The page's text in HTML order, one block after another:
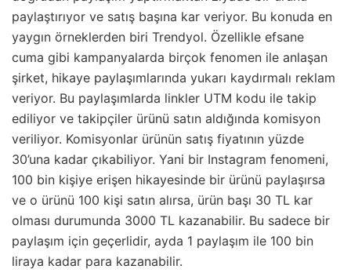
paylaştırıyor ve satış başına kar veriyor. Bu konuda en
yaygın örneklerden biri Trendyol. Özellikle efsane
cuma gibi kampanyalarda birçok fenomen ile anlaşan
şirket, hikaye paylaşımlarında yukarı kaydırmalı reklam
veriyor. Bu paylaşımlarda linkler UTM kodu ile takip
ediliyor ve takipçiler ürünü satın aldığında komisyon
veriliyor. Komisyonlar ürünün satış fiyatının yüzde
30’una kadar çıkabiliyor. Yani bir Instagram fenomeni,
100 bin kişiye erişen hikayesinde bir ürünü paylaşırsa
ve o ürünü 100 kişi satın alırsa, ürün başı 30 TL kar
olması durumunda 3000 TL kazanabilir. Bu sadece bir
paylaşım için geçerlidir, ayda 1 paylaşım ile 100 bin
liraya kadar para kazanabilir.